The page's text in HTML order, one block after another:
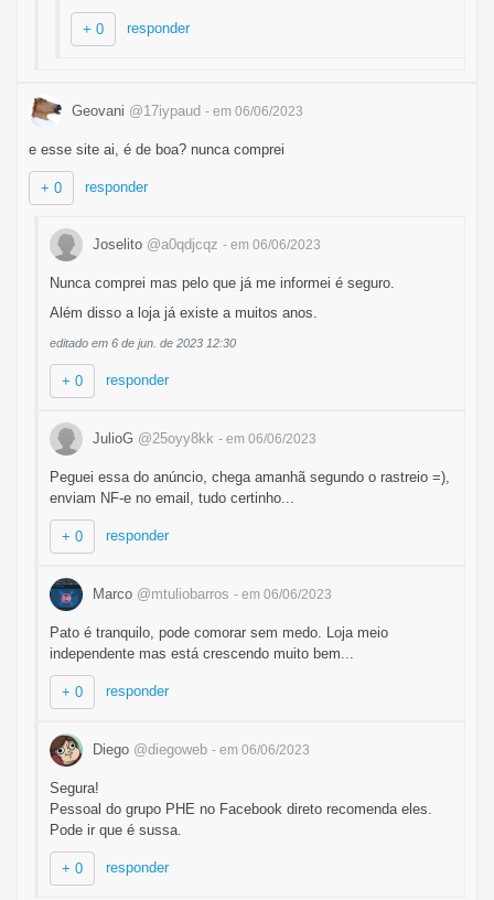
+ 0 responder
Geovani @17iypaud - em 06/06/2023
e esse site ai, é de boa? nunca comprei
+ 0 responder
Joselito @a0qdjcqz - em 06/06/2023
Nunca comprei mas pelo que já me informei é seguro.
Além disso a loja já existe a muitos anos.
editado em 6 de jun. de 2023 12:30
+ 0 responder
JulioG @25oyy8kk - em 06/06/2023
Peguei essa do anúncio, chega amanhã segundo o rastreio =),
enviam NF-e no email, tudo certinho...
+ 0 responder
Marco @mtuliobarros - em 06/06/2023
Pato é tranquilo, pode comorar sem medo. Loja meio
independente mas está crescendo muito bem...
+ 0 responder
Diego @diegoweb - em 06/06/2023
Segura!
Pessoal do grupo PHE no Facebook direto recomenda eles.
Pode ir que é sussa.
+ 0 responder